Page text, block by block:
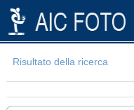
Risultato della ricerca